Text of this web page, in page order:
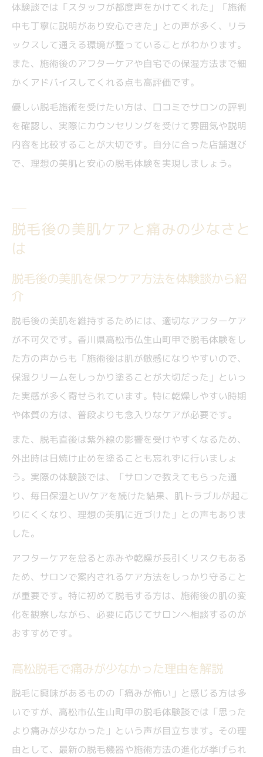
体験談では「スタッフが都度声をかけてくれた」「施術
中も丁寧に説明があり安心できた」との声が多く、リラ
ックスして通える環境が整っていることがわかります。
また、施術後のアフターケアや自宅での保湿方法まで細
かくアドバイスしてくれる点も高評価です。
優しい脱毛施術を受けたい方は、口コミでサロンの評判
を確認し、実際にカウンセリングを受けて雰囲気や説明
内容を比較することが大切です。自分に合った店舗選び
で、理想の美肌と安心の脱毛体験を実現しましょう。
脱毛後の美肌ケアと痛みの少なさと
は
脱毛後の美肌を保つケア方法を体験談から紹
介
脱毛後の美肌を維持するためには、適切なアフターケア
が不可欠です。香川県高松市仏生山町甲で脱毛体験をし
た方の声からも「施術後は肌が敏感になりやすいので、
保湿クリームをしっかり塗ることが大切だった」といっ
た実感が多く寄せられています。特に乾燥しやすい時期
や体質の方は、普段よりも念入りなケアが必要です。
また、脱毛直後は紫外線の影響を受けやすくなるため、
外出時は日焼け止めを塗ることも忘れずに行いましょ
う。実際の体験談では、「サロンで教えてもらった通
り、毎日保湿とUVケアを続けた結果、肌トラブルが起こ
りにくくなり、理想の美肌に近づけた」との声もありま
した。
アフターケアを怠ると赤みや乾燥が長引くリスクもある
ため、サロンで案内されるケア方法をしっかり守ること
が重要です。特に初めて脱毛する方は、施術後の肌の変
化を観察しながら、必要に応じてサロンへ相談するのが
おすすめです。
高松脱毛で痛みが少なかった理由を解説
脱毛に興味があるものの「痛みが怖い」と感じる方は多
いですが、高松市仏生山町甲の脱毛体験談では「思った
より痛みが少なかった」という声が目立ちます。その理
由として、最新の脱毛機器や施術方法の進化が挙げられ